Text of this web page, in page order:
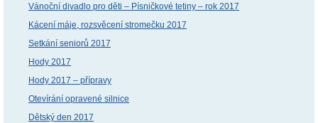
Vánoční divadlo pro děti – Písničkové tetiny – rok 2017
Kácení máje, rozsvěcení stromečku 2017
Setkání seniorů 2017
Hody 2017
Hody 2017 – přípravy
Otevírání opravené silnice
Dětský den 2017